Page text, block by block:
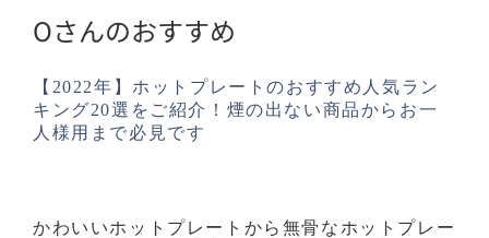
Oさんのおすすめ
【2022年】ホットプレートのおすすめ人気ラン
キング20選をご紹介！煙の出ない商品からお一
人様用まで必見です
かわいいホットプレートから無骨なホットプレー